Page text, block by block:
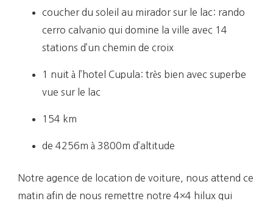
coucher du soleil au mirador sur le lac: rando
cerro calvanio qui domine la ville avec 14
stations d’un chemin de croix
1 nuit à l’hotel Cupula: très bien avec superbe
vue sur le lac
154 km
de 4256m à 3800m d’altitude
Notre agence de location de voiture, nous attend ce
matin afin de nous remettre notre 4×4 hilux qui